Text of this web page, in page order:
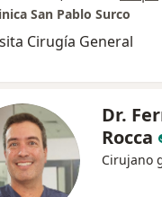
San Pablo Surco
Cirugía General
Dr.
Rocca
Cirujano